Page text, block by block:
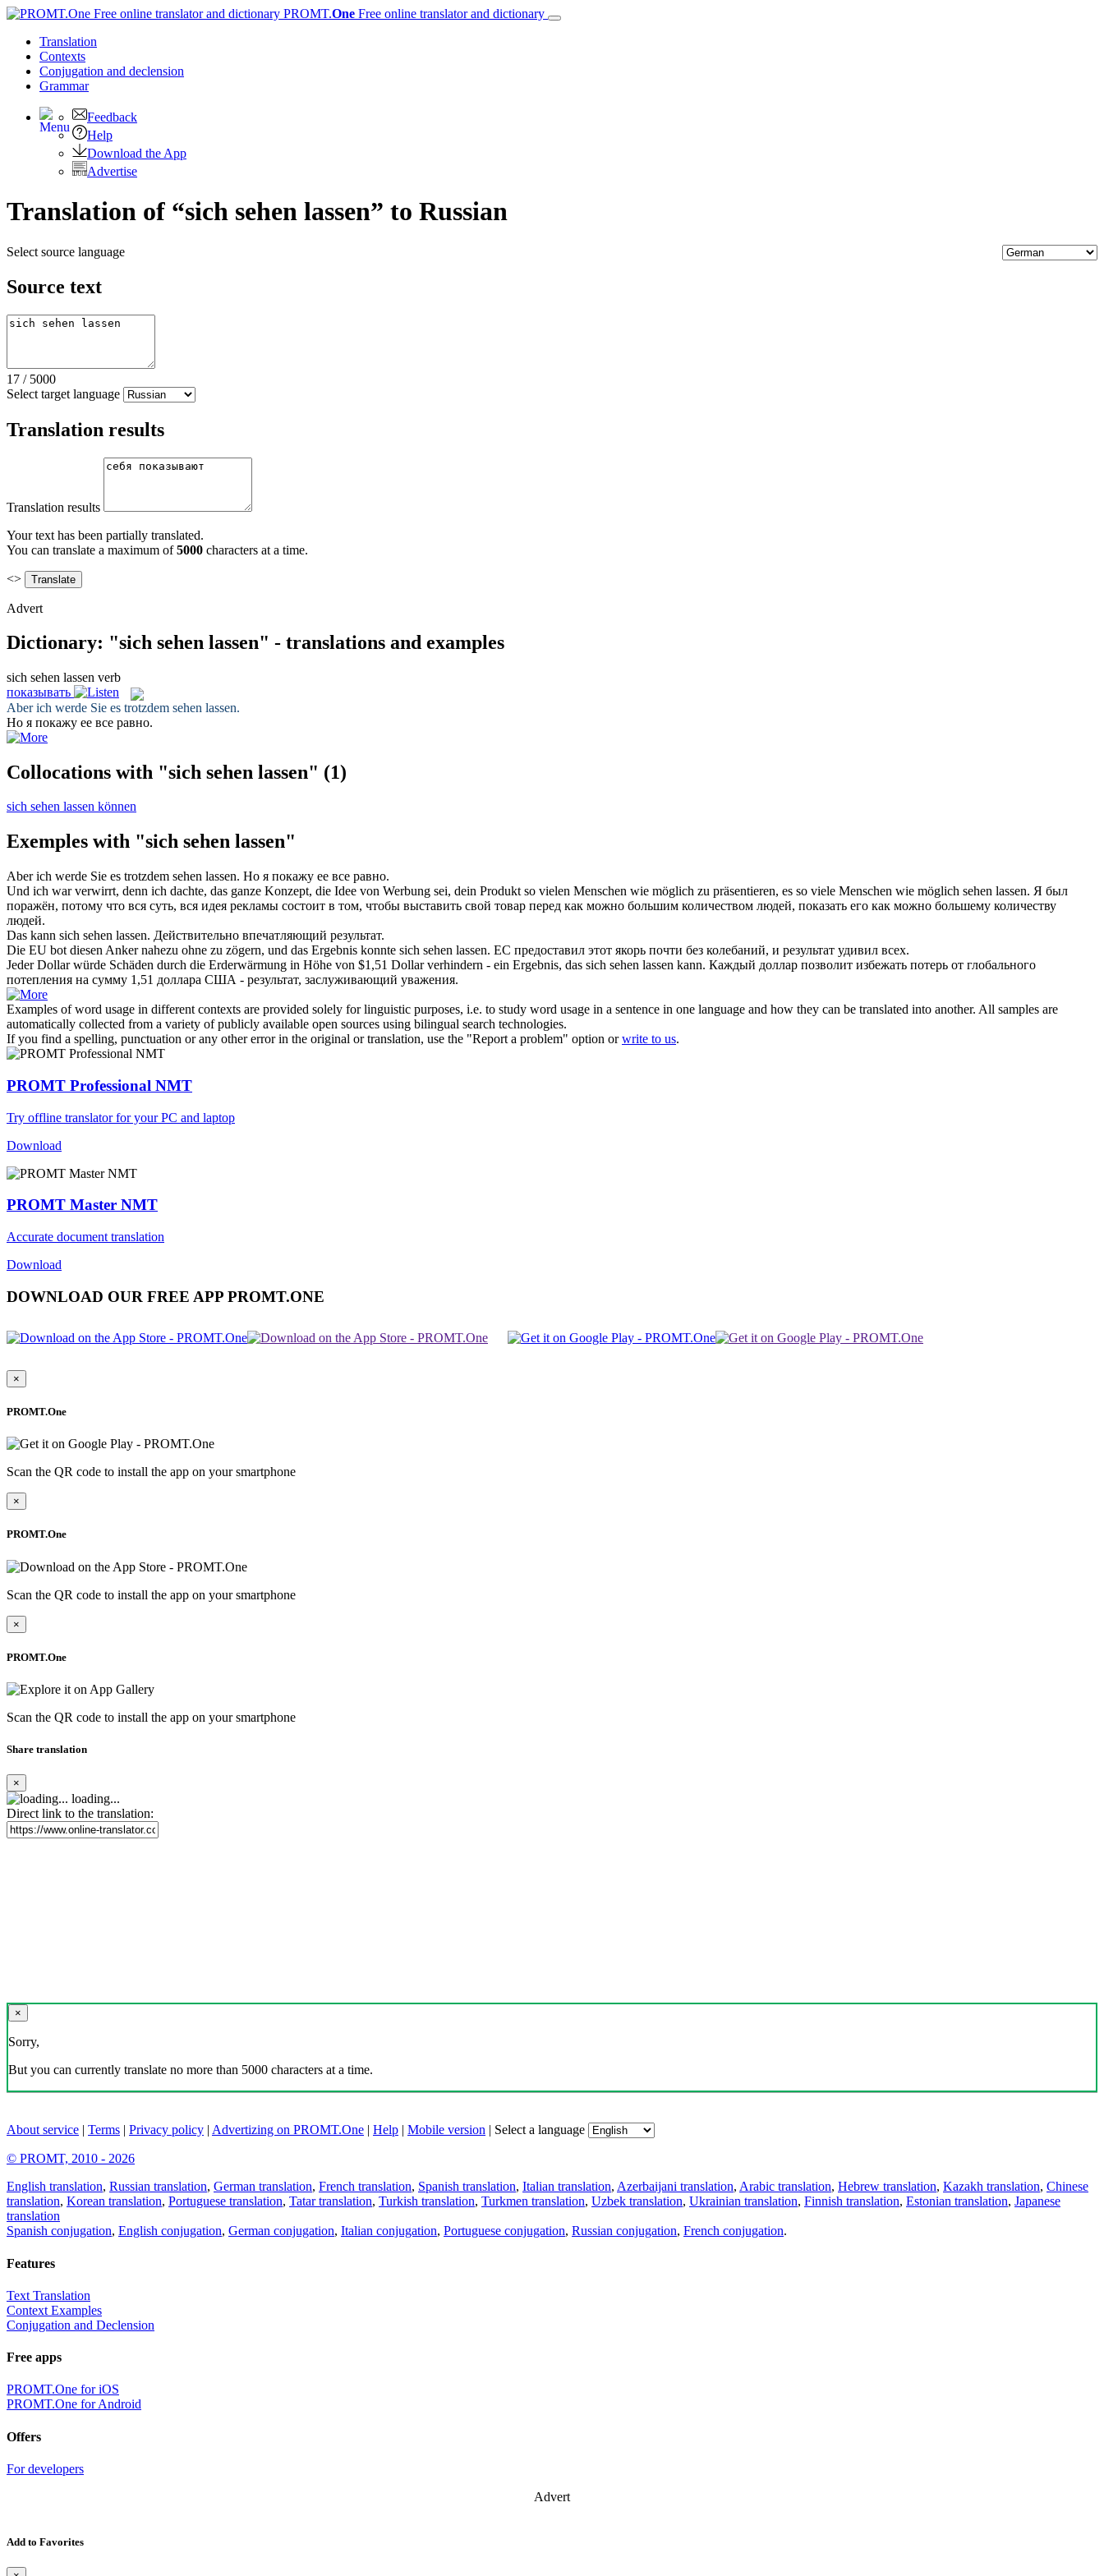
PROMT.One Free online translator and dictionary
Translation
Contexts
Conjugation and declension
Grammar
Feedback
Help
Download the App
Advertise
Translation of “sich sehen lassen” to Russian
Select source language
Source text
17 / 5000
Select target language
Translation results
Translation results
Your text has been partially translated.
You can translate a maximum of5000 characters at a time.
<>
Advert
Dictionary: "sich sehen lassen" - translations and examples
sich sehen lassen verb
показывать
Aber ich werde Sie es trotzdem sehen lassen.
Но я покажу ее все равно.
Collocations with "sich sehen lassen" (1)
sich sehen lassen können
Exemples with "sich sehen lassen"
Aber ich werde Sie es trotzdem sehen lassen. Но я покажу ее все равно.
Und ich war verwirrt, denn ich dachte, das ganze Konzept, die Idee von Werbung sei, dein Produkt so vielen Menschen wie möglich zu präsentieren, es so viele Menschen wie möglich sehen lassen. Я был
поражён, потому что вся суть, вся идея рекламы состоит в том, чтобы выставить свой товар перед как можно большим количеством людей, показать его как можно большему количеству
людей.
Das kann sich sehen lassen. Действительно впечатляющий результат.
Die EU bot diesen Anker nahezu ohne zu zögern, und das Ergebnis konnte sich sehen lassen. ЕС предоставил этот якорь почти без колебаний, и результат удивил всех.
Jeder Dollar würde Schäden durch die Erderwärmung in Höhe von $1,51 Dollar verhindern - ein Ergebnis, das sich sehen lassen kann. Каждый доллар позволит избежать потерь от глобального
потепления на сумму 1,51 доллара США - результат, заслуживающий уважения.
Examples of word usage in different contexts are provided solely for linguistic purposes, i.e. to study word usage in a sentence in one language and how they can be translated into another. All samples are
automatically collected from a variety of publicly available open sources using bilingual search technologies.
If you find a spelling, punctuation or any other error in the original or translation, use the "Report a problem" option orwrite to us.
PROMT Professional NMT
Try offline translator for your PC and laptop
Download
PROMT Master NMT
Accurate document translation
Download
DOWNLOAD OUR FREE APP PROMT.ONE
×
PROMT.One
Scan the QR code to install the app on your smartphone
×
PROMT.One
Scan the QR code to install the app on your smartphone
×
PROMT.One
Scan the QR code to install the app on your smartphone
Share translation
×
loading...
Direct link to the translation:
×
Sorry,
But you can currently translate no more than 5000 characters at a time.
About service | Terms | Privacy policy | Advertizing on PROMT.One | Help | Mobile version | Select a language
© PROMT, 2010 - 2026
English translation, Russian translation, German translation, French translation, Spanish translation, Italian translation, Azerbaijani translation, Arabic translation, Hebrew translation, Kazakh translation, Chinese
translation, Korean translation, Portuguese translation, Tatar translation, Turkish translation, Turkmen translation, Uzbek translation, Ukrainian translation, Finnish translation, Estonian translation, Japanese
translation
Spanish conjugation, English conjugation, German conjugation, Italian conjugation, Portuguese conjugation, Russian conjugation, French conjugation.
Features
Text Translation
Context Examples
Conjugation and Declension
Free apps
PROMT.One for iOS
PROMT.One for Android
Offers
For developers
Advert
Add to Favorites